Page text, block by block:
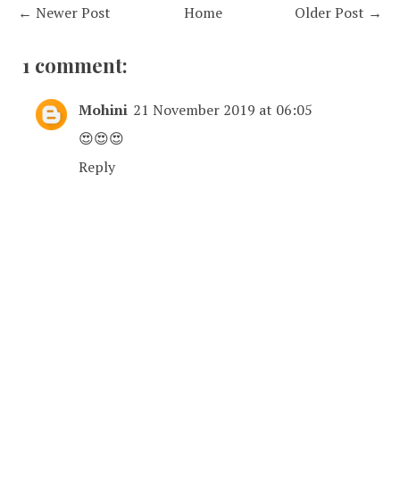
← Newer Post Older Post →
Home
1 comment:
Mohini 21 November 2019 at 06:05
😍😍😍
Reply